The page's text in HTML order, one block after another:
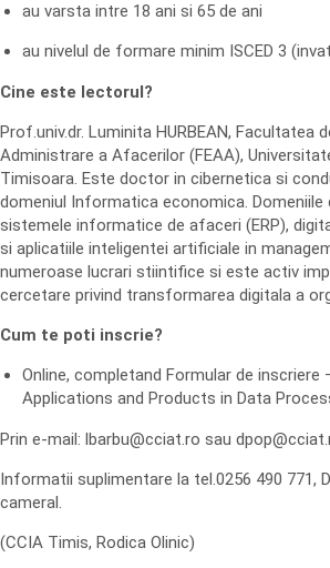
au varsta intre 18 ani si 65 de ani
au nivelul de formare minim ISCED 3
Cine este lectorul?
Prof.univ.dr. Luminita HURBEAN, Facultatea
Administrare a Afacerilor (FEAA),
Timisoara. Este doctor in cibernetica si
domeniul Informatica economica. Domeniile
sistemele informatice de afaceri (ERP),
si aplicatiile inteligentei artificiale in
numeroase lucrari stiintifice si este activ
cercetare privind transformarea digitala a
Cum te poti inscrie?
Online, completand Formular de inscriere
Applications and Products in Data
Prin e-mail: lbarbu@cciat.ro sau
Informatii suplimentare la tel.0256 490 771,
cameral.
(CCIA Timis, Rodica Olinic)